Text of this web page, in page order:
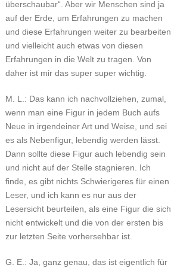
überschaubar“. Aber wir Menschen sind ja
auf der Erde, um Erfahrungen zu machen
und diese Erfahrungen weiter zu bearbeiten
und vielleicht auch etwas von diesen
Erfahrungen in die Welt zu tragen. Von
daher ist mir das super super wichtig.
M. L.: Das kann ich nachvollziehen, zumal,
wenn man eine Figur in jedem Buch aufs
Neue in irgendeiner Art und Weise, und sei
es als Nebenfigur, lebendig werden lässt.
Dann sollte diese Figur auch lebendig sein
und nicht auf der Stelle stagnieren. Ich
finde, es gibt nichts Schwierigeres für einen
Leser, und ich kann es nur aus der
Lesersicht beurteilen, als eine Figur die sich
nicht entwickelt und die von der ersten bis
zur letzten Seite vorhersehbar ist.
G. E.: Ja, ganz genau, das ist eigentlich für